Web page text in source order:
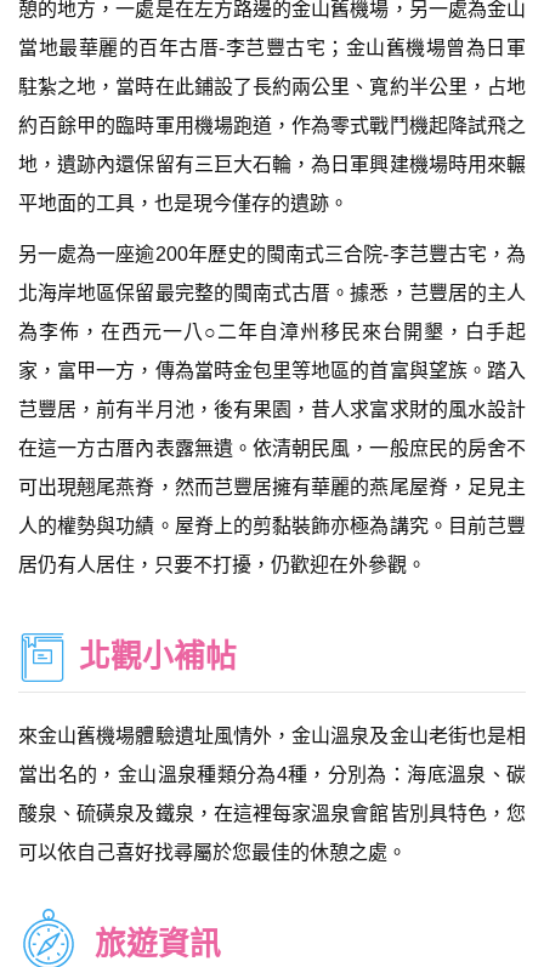
憩的地方，一處是在左方路邊的金山舊機場，另一處為金山
當地最華麗的百年古厝-李芑豐古宅；金山舊機場曾為日軍
駐紮之地，當時在此鋪設了長約兩公里、寬約半公里，占地
約百餘甲的臨時軍用機場跑道，作為零式戰鬥機起降試飛之
地，遺跡內還保留有三巨大石輪，為日軍興建機場時用來輾
平地面的工具，也是現今僅存的遺跡。
另一處為一座逾200年歷史的閩南式三合院-李芑豐古宅，為
北海岸地區保留最完整的閩南式古厝。據悉，芑豐居的主人
為李佈，在西元一八○二年自漳州移民來台開墾，白手起
家，富甲一方，傳為當時金包里等地區的首富與望族。踏入
芑豐居，前有半月池，後有果園，昔人求富求財的風水設計
在這一方古厝內表露無遺。依清朝民風，一般庶民的房舍不
可出現翹尾燕脊，然而芑豐居擁有華麗的燕尾屋脊，足見主
人的權勢與功績。屋脊上的剪黏裝飾亦極為講究。目前芑豐
居仍有人居住，只要不打擾，仍歡迎在外參觀。
北觀小補帖
來金山舊機場體驗遺址風情外，金山溫泉及金山老街也是相
當出名的，金山溫泉種類分為4種，分別為：海底溫泉、碳
酸泉、硫磺泉及鐵泉，在這裡每家溫泉會館皆別具特色，您
可以依自己喜好找尋屬於您最佳的休憩之處。
旅遊資訊